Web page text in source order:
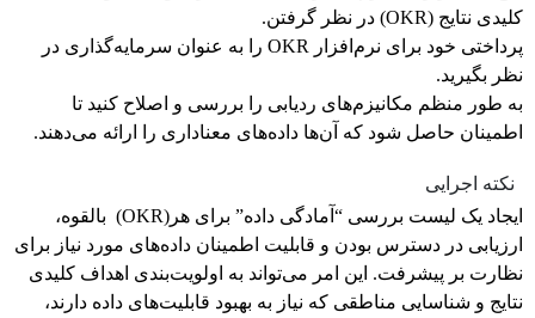
کلیدی نتایج (OKR) در نظر گرفتن.
پرداختی خود برای نرم‌افزار OKR را به عنوان سرمایه‌گذاری در
نظر بگیرید.
به طور منظم مکانیزم‌های ردیابی را بررسی و اصلاح کنید تا
اطمینان حاصل شود که آن‌ها داده‌های معناداری را ارائه می‌دهند.
نکته اجرایی
ایجاد یک لیست بررسی “آمادگی داده” برای هر(OKR) بالقوه،
ارزیابی در دسترس بودن و قابلیت اطمینان داده‌های مورد نیاز برای
نظارت بر پیشرفت. این امر می‌تواند به اولویت‌بندی اهداف کلیدی
نتایج و شناسایی مناطقی که نیاز به بهبود قابلیت‌های داده دارند،